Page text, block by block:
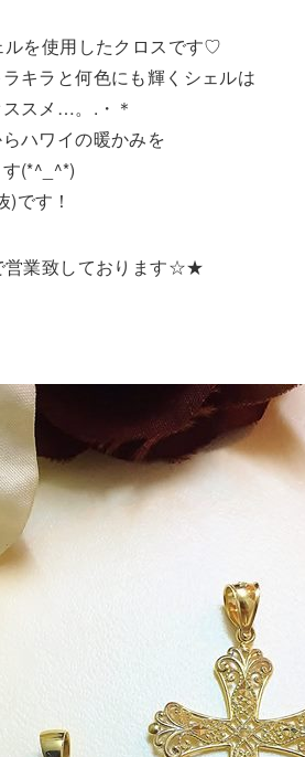
ルを使用したクロスです♡
キラと何色にも輝くシェルは
スメ…。.・＊
ハワイの暖かみを
(*^_^*)
です！
営業致しております☆★